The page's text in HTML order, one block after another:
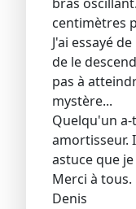
centimètres
J'ai essayé
de le
pas à
mystère...
Quelqu'un
amortisseur.
astuce que
Merci à tous.
Denis